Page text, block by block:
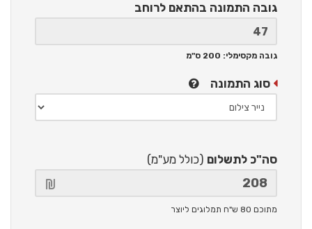
גובה התמונה בהתאם לרוחב
גובה מקסימלי: 200 ס"מ
סוג התמונה
סה"כ לתשלום (כולל מע"מ)
מתוכם 80 ש"ח תמלוגים ליוצר